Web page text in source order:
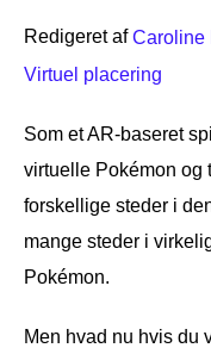
Redigeret afCaroline
Virtuel placering
Som et AR-baseret
virtuelle Pokémon
forskellige steder i
mange steder i
Pokémon.
Men hvad nu hvis du